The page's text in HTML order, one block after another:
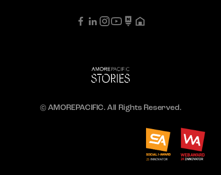
© AMOREPACIFIC. All Rights Reserved.